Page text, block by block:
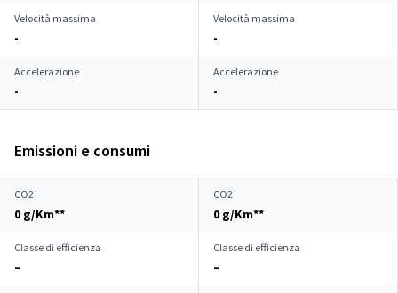
Velocità massima
-
Velocità massima
-
Accelerazione
-
Accelerazione
-
Emissioni e consumi
CO2
0 g/Km**
CO2
0 g/Km**
Classe di efficienza
–
Classe di efficienza
–